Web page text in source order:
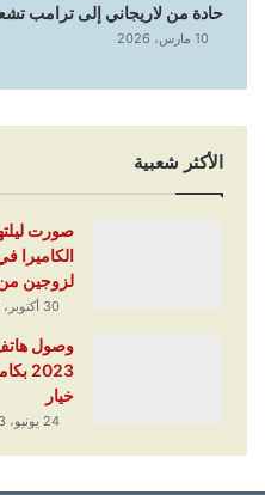
حادة من لاريجاني إلى ترامب
10 مارس، 2026
الأكثر شعبية
صورت
الكاميرا
لزوجين
30 أكتوبر، 2022
خيار
24 يونيو، 2023